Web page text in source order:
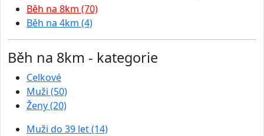
Běh na 8km (70)
Běh na 4km (4)
Běh na 8km - kategorie
Celkové
Muži (50)
Ženy (20)
Muži do 39 let (14)